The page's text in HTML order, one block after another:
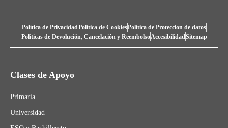
Política de PrivacidadPolítica de CookiesPolítica de Proteccion de datos
Politicas de Devolución, Cancelación y ReembolsoAccesibilidadSitemap
Clases de Apoyo
Primaria
Universidad